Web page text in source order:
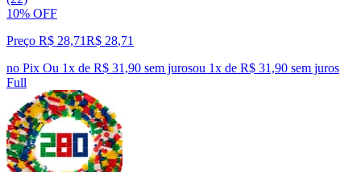
10% OFF
Preço R$ 28,71R$ 28,71
no Pix Ou 1x de R$ 31,90 sem jurosou 1x de R$ 31,90 sem juros
Full